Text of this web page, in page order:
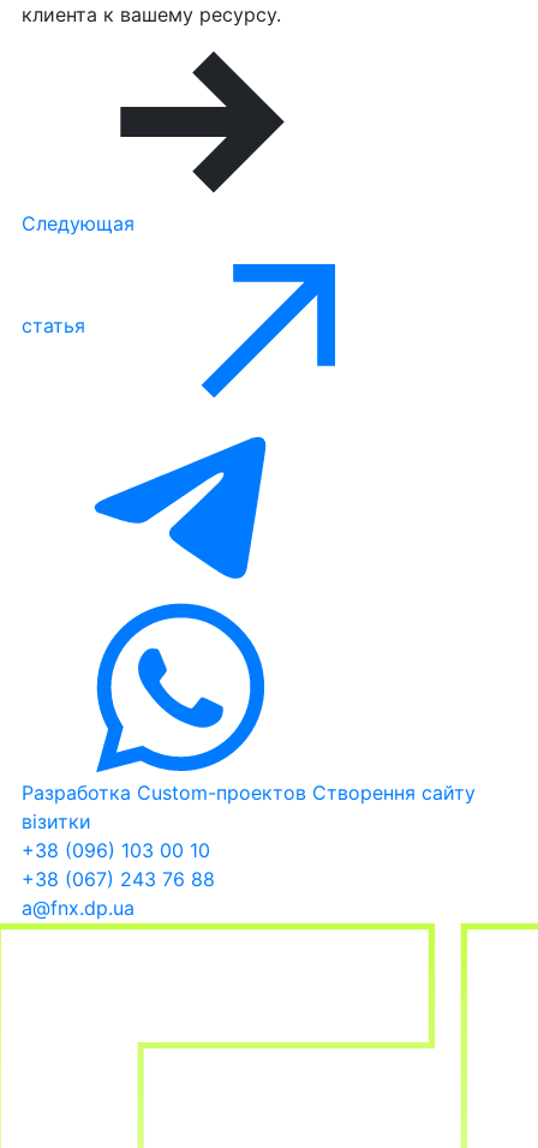
клиента к вашему ресурсу.
Следующая
статья
Разработка Custom-проектов Створення сайту
візитки
+38 (096) 103 00 10
+38 (067) 243 76 88
a@fnx.dp.ua